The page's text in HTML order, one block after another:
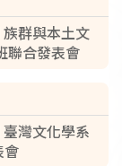
群與本土文
聯合發表會
灣文化學系